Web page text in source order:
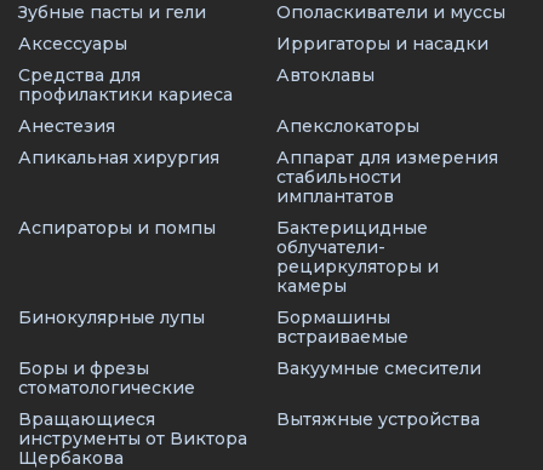
Зубные пасты и гели
Ополаскиватели и муссы
Аксессуары
Ирригаторы и насадки
Средства для
профилактики кариеса
Автоклавы
Анестезия
Апекслокаторы
Апикальная хирургия
Аппарат для измерения
стабильности
имплантатов
Аспираторы и помпы
Бактерицидные
облучатели-
рециркуляторы и
камеры
Бинокулярные лупы
Бормашины
встраиваемые
Боры и фрезы
стоматологические
Вакуумные смесители
Вращающиеся
инструменты от Виктора
Щербакова
Вытяжные устройства